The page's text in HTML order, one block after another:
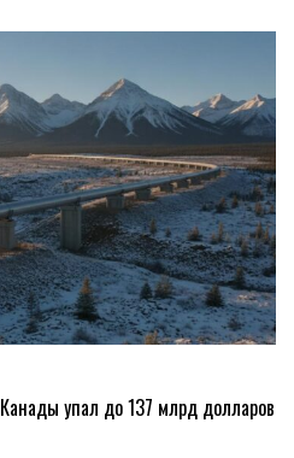
упал до 137 млрд долларов